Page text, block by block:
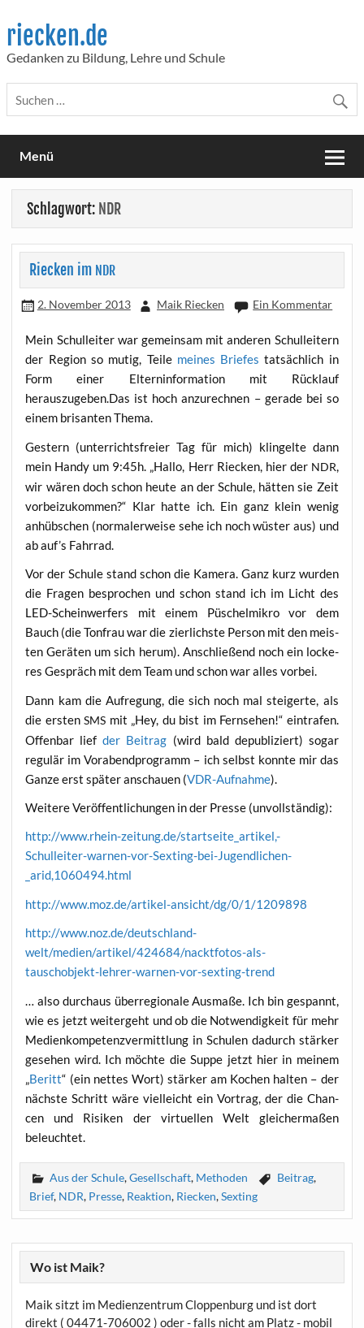
content
riecken.de
Gedanken zu Bildung, Lehre und Schule
Menü
Schlagwort: NDR
Riecken im NDR
2. November 2013 Maik Riecken Ein Kommentar
Mein Schul­lei­ter war gemein­sam mit ande­ren Schul­lei­tern
der Regi­on so mutig, Tei­le mei­nes Brie­fes tat­säch­lich in
Form einer Eltern­in­for­ma­ti­on mit Rück­lauf
herauszugeben.Das ist hoch anzu­rech­nen – gera­de bei so
einem bri­san­ten Thema.
Ges­tern (unter­richts­frei­er Tag für mich) klin­gel­te dann
mein Han­dy um 9:45h. „Hal­lo, Herr Riecken, hier der NDR,
wir wären doch schon heu­te an der Schu­le, hät­ten sie Zeit
vor­bei­zu­kom­men?“ Klar hat­te ich. Ein ganz klein wenig
anhüb­schen (nor­ma­ler­wei­se sehe ich noch wüs­ter aus) und
ab auf’s Fahrrad.
Vor der Schu­le stand schon die Kame­ra. Ganz kurz wur­den
die Fra­gen bespro­chen und schon stand ich im Licht des
LED-Schein­wer­fers mit einem Püschel­mi­kro vor dem
Bauch (die Ton­frau war die zier­lichs­te Per­son mit den meis­
ten Gerä­ten um sich her­um). Anschlie­ßend noch ein locke­
res Gespräch mit dem Team und schon war alles vorbei.
Dann kam die Auf­re­gung, die sich noch mal stei­ger­te, als
die ers­tenSMS mit „Hey, du bist im Fern­se­hen!“ ein­tra­fen.
Offen­bar liefder Bei­trag (wird bald depu­bli­ziert) sogar
regu­lär im Vor­abend­pro­gramm – ich selbst konn­te mir das
Gan­ze erst spä­ter anschau­en (VDR-Auf­nah­me).
Wei­te­re Ver­öf­fent­li­chun­gen in der Pres­se (unvoll­stän­dig):
http://www.rhein-zeitung.de/startseite_artikel,-
Schulleiter-warnen-vor-Sexting-bei-Jugendlichen-
_arid,1060494.html
http://www.moz.de/artikel-ansicht/dg/0/1/1209898
http://www.noz.de/deutschland-
welt/medien/artikel/424684/nacktfotos-als-
tauschobjekt-lehrer-warnen-vor-sexting-trend
… also durch­aus über­re­gio­na­le Aus­ma­ße. Ich bin gespannt,
wie es jetzt wei­ter­geht und ob die Not­wen­dig­keit für mehr
Medi­en­kom­pe­tenz­ver­mitt­lung in Schu­len dadurch stär­ker
gese­hen wird. Ich möch­te die Sup­pe jetzt hier in mei­nem
„Beritt“ (ein net­tes Wort) stär­ker am Kochen hal­ten – der
nächs­te Schritt wäre viel­leicht ein Vor­trag, der die Chan­
cen und Risi­ken der vir­tu­el­len Welt glei­cher­ma­ßen
beleuchtet.
Aus der Schule,Gesellschaft, Methoden Beitrag,
Brief, NDR, Presse, Reaktion, Riecken,Sexting
Wo ist Maik?
Maik sitzt im Medienzentrum Cloppenburg und ist dort
direkt ( 04471-706002 ) oder - falls nicht am Platz - mobil